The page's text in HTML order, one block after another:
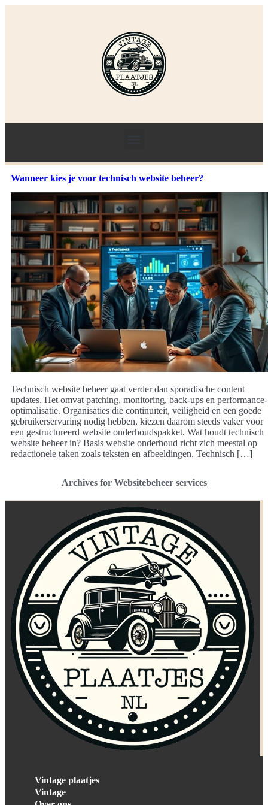
Wanneer kies je voor technisch website beheer?
Technisch website beheer gaat verder dan sporadische content
updates. Het omvat patching, monitoring, back-ups en performance-
optimalisatie. Organisaties die continuïteit, veiligheid en een goede
gebruikerservaring nodig hebben, kiezen daarom steeds vaker voor
een gestructureerd website onderhoudspakket. Wat houdt technisch
website beheer in? Basis website onderhoud richt zich meestal op
redactionele taken zoals teksten en afbeeldingen. Technisch […]
Archives for Websitebeheer services
Vintage plaatjes
Vintage